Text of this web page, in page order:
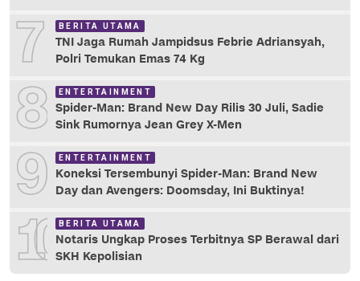
7 BERITA UTAMA
TNI Jaga Rumah Jampidsus Febrie Adriansyah,
Polri Temukan Emas 74 Kg
8 ENTERTAINMENT
Spider-Man: Brand New Day Rilis 30 Juli, Sadie
Sink Rumornya Jean Grey X-Men
9 ENTERTAINMENT
Koneksi Tersembunyi Spider-Man: Brand New
Day dan Avengers: Doomsday, Ini Buktinya!
10 BERITA UTAMA
Notaris Ungkap Proses Terbitnya SP Berawal dari
SKH Kepolisian